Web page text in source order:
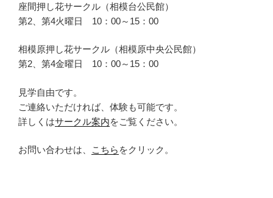
座間押し花サークル（相模台公民館）
第2、第4火曜日 10：00～15：00
相模原押し花サークル（相模原中央公民館）
第2、第4金曜日 10：00～15：00
見学自由です。
ご連絡いただければ、体験も可能です。
詳しくはサークル案内をご覧ください。
お問い合わせは、 こちら をクリック。